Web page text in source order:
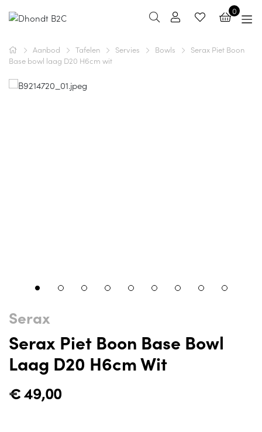
0
Aanbod Tafelen Servies Bowls
Serax Piet Boon
Base bowl laag D20 H6cm wit
Serax
Serax Piet Boon Base Bowl
Laag D20 H6cm Wit
€49,00